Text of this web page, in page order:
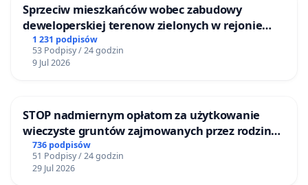
Sprzeciw mieszkańców wobec zabudowy
deweloperskiej terenow zielonych w rejonie
Bulwarów Straceńskich w Bielsku-Białej
1 231 podpisów
53 Podpisy / 24 godzin
9 Jul 2026
STOP nadmiernym opłatom za użytkowanie
wieczyste gruntów zajmowanych przez rodzinne
ogrody działkowe.
736 podpisów
51 Podpisy / 24 godzin
29 Jul 2026